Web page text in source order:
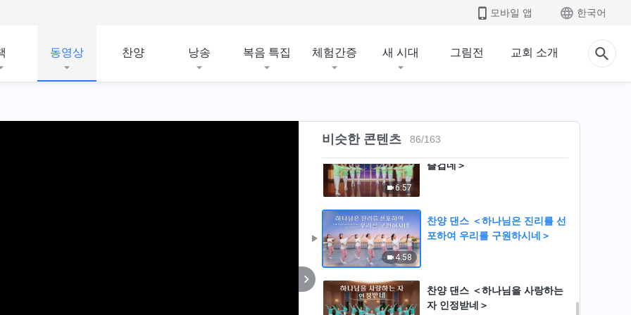
모바일 앱 한국어
동영상 찬양 낭송 복음 특집 체험간증 새 시대 그림전 교회 소개
비슷한 콘텐츠 86/163
3:55
찬양 댄스 ＜천국의 잔치에 참여
6:57
즐겁네＞
4:58
찬양 댄스 ＜하나님은 진리를 선
포하여 우리를 구원하시네＞
찬양 댄스 ＜하나님을 사랑하는
자 인정받네＞